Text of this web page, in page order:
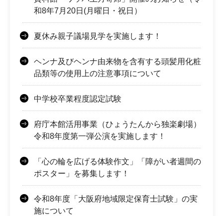
和8年7月20日(月曜日・祝日）
夏休み親子議場見学を実施します！
ヘンナ及びヘンナ由来物を含有する頭髪用化粧
品類等の使用上の注意事項について
中学校卒業程度認定試験
府庁本館活用事業（ひょうたんから独楽劇場）
令和8年度第一弾公演を実施します！
「心の輪を広げる体験作文」「障がい者週間の
ポスター」を募集します！
令和8年度「大阪府地域限定保育士試験」の実
施について